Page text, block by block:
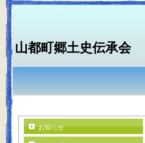
山都町郷土史伝承会
お知らせ